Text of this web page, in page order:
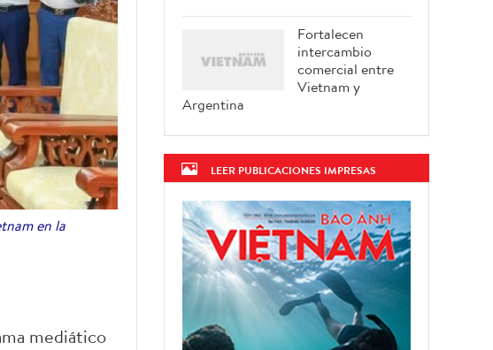
en la
mediático
Fortalecen
intercambio
comercial entre
Vietnam y
Argentina
LEER PUBLICACIONES IMPRESAS